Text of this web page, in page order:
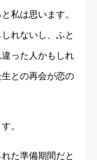
私は思います。
れないし、ふと
った人かもしれ
との再会が恋の
。
た準備期間だと